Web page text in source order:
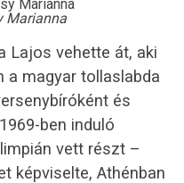
Marianna
Lajos vehette át, aki
a magyar tollaslabda
és
ben induló
vett részt –
képviselte, Athénban